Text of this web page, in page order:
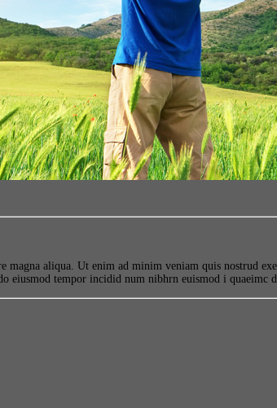
aliqua. Ut enim ad minim veniam quis nostrud
tempor incidid num nibhrn euismod i quaeimc